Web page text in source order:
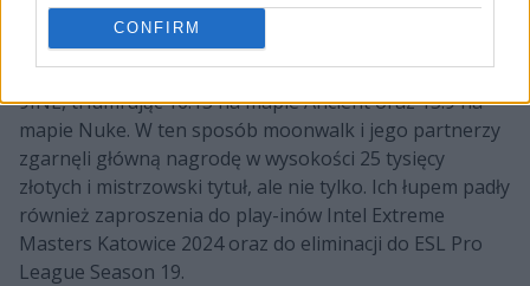
CONFIRM
Po triumf w ESL Mistrzostwach Polski Jesień 2023
sięgnęła PALOMA. Ta w wielkim finale pokonała 2:0
9INE, triumfując 16:13 na mapie Ancient oraz 13:9 na
mapie Nuke. W ten sposób moonwalk i jego partnerzy
zgarnęli główną nagrodę w wysokości 25 tysięcy
złotych i mistrzowski tytuł, ale nie tylko. Ich łupem padły
również zaproszenia do play-inów Intel Extreme
Masters Katowice 2024 oraz do eliminacji do ESL Pro
League Season 19.